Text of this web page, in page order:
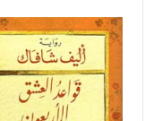
تواصل
معنا